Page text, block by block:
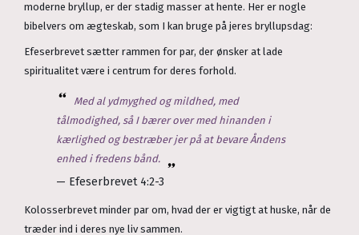
moderne bryllup, er der stadig masser at hente. Her er nogle
bibelvers om ægteskab, som I kan bruge på jeres bryllupsdag:
Efeserbrevet sætter rammen for par, der ønsker at lade
spiritualitet være i centrum for deres forhold.
Med al ydmyghed og mildhed, med
tålmodighed, så I bærer over med hinanden i
kærlighed og bestræber jer på at bevare Åndens
enhed i fredens bånd.
— Efeserbrevet 4:2-3
Kolosserbrevet minder par om, hvad der er vigtigt at huske, når de
træder ind i deres nye liv sammen.